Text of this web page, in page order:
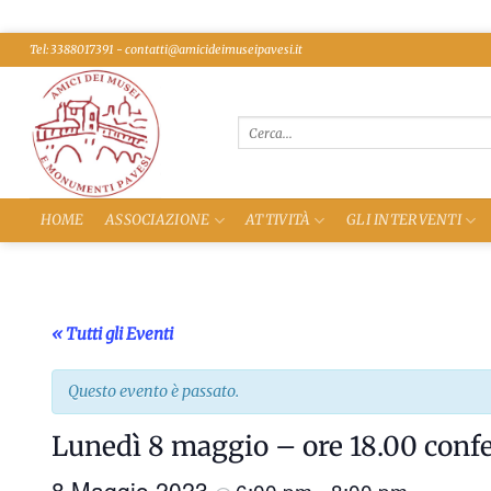
Salta
ai
contenuti
Tel: 3388017391 - contatti@amicideimuseipavesi.it
HOME ASSOCIAZIONE ATTIVITÀ GLI INTERVENTI
« Tutti gli Eventi
Questo evento è passato.
Lunedì 8 maggio – ore 18.00